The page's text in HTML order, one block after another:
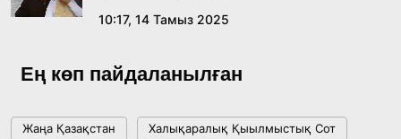
күйіне назар аударды
10:17, 14 Тамыз 2025
Ең көп пайдаланылған
Жаңа Қазақстан Халықаралық Қыылмыстық Сот